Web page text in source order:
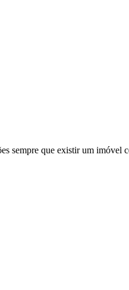
sempre que existir um imóvel